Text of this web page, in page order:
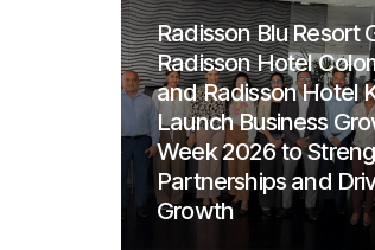
Radisson Blu Resort
Radisson Hotel
and Radisson Hotel
Launch Business
Week 2026 to
Partnerships and
Growth